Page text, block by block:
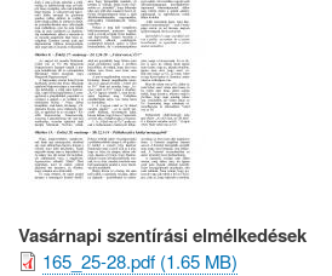
Vasárnapi szentírási elmélkedések
165_25-28.pdf (1.65 MB)